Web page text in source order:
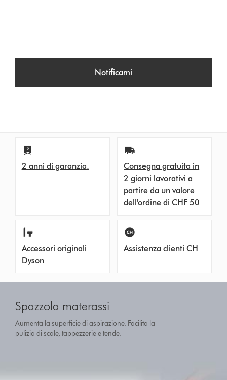
Notificami
2 anni di garanzia.
Consegna gratuita in
2 giorni lavorativi a
partire da un valore
dell'ordine di CHF 50
Accessori originali
Dyson
Assistenza clienti CH
Spazzola materassi
Aumenta la superficie di aspirazione. Facilita la
pulizia di scale, tappezzerie e tende.